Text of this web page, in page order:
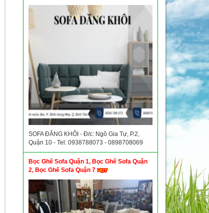
SOFA ĐĂNG KHÔI - Đ/c: Ngô Gia Tự, P.2,
Quận 10 - Tel: 0938788073 - 0898708069
Bọc Ghế Sofa Quận 1, Bọc Ghế Sofa Quận
2, Bọc Ghế Sofa Quận 7